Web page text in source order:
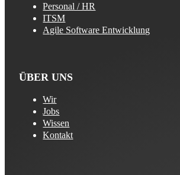
Personal / HR
ITSM
Agile Software Entwicklung
ÜBER UNS
Wir
Jobs
Wissen
Kontakt